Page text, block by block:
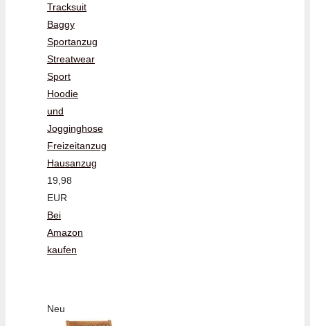
Tracksuit
Baggy
Sportanzug
Streatwear
Sport
Hoodie
und
Jogginghose
Freizeitanzug
Hausanzug
19,98
EUR
Bei
Amazon
kaufen
Neu